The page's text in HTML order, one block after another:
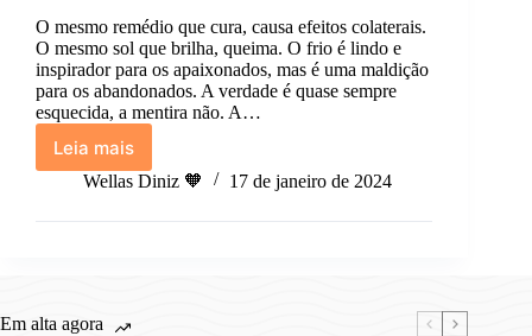
O mesmo remédio que cura, causa efeitos colaterais.
O mesmo sol que brilha, queima. O frio é lindo e
inspirador para os apaixonados, mas é uma maldição
para os abandonados. A verdade é quase sempre
esquecida, a mentira não. A…
Leia mais
Não
dá
ser
Wellas Diniz 🧡 17 de janeiro de 2024
Em alta agora